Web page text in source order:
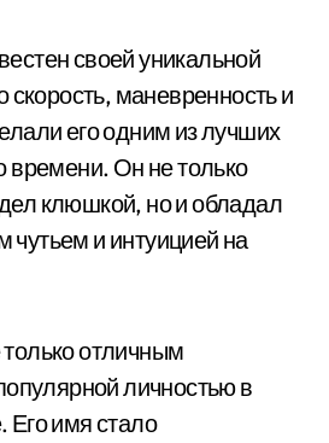
своей уникальной
скорость, маневренность и
его одним из лучших
времени. Он не только
клюшкой, но и обладал
и интуицией на
отличным
личностью в
Его имя стало